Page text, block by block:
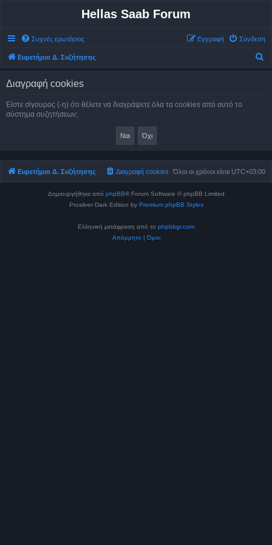
Hellas Saab Forum
Συχνές ερωτήσεις Σύνδεση
Εγγραφή
Ευρετήριο Δ. Συζήτησης
σ
η
Διαγραφή cookies
Είστε σίγουρος (-η) ότι θέλετε να διαγράψετε όλα τα cookies από αυτό το
σύστημα συζητήσεων;
Ευρετήριο Δ. Συζήτησης Όλοι οι χρόνοι είναι UTC+03:00
Διαγραφή cookies
Δημιουργήθηκε από phpBB® Forum Software © phpBB Limited
Prosilver Dark Edition by Premium phpBB Styles
Ελληνική μετάφραση από το phpbbgr.com
Απόρρητο |Όροι